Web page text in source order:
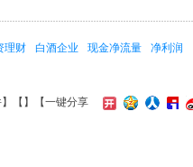
理财 白酒企业 现金净流量
净利润
】【 】 【一键分享